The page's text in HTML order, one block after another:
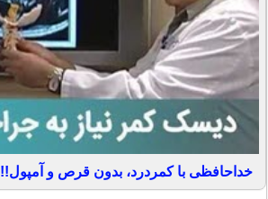
خداحافظی با کمردرد، بدون قرص و آمپول!!